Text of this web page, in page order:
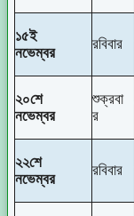
১৫ই
নভেম্বর
রবিবার
২০শে
নভেম্বর
শুক্রবা
র
২২শে
নভেম্বর
রবিবার